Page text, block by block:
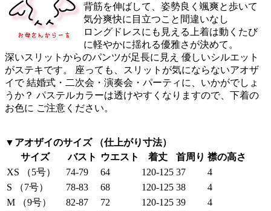
背筋を伸ばして、姿勢良く颯爽と歩いて
気分爽快に目立つこと間違いなし
ロングドレスにも見える上着は動くたび
に軽やかに揺れる優雅さが決めて。
深いスリットからのパンツが足長に見え 優しいシルエット
がステキです。 座っても、スリットが気にならないアオザ
イで 結婚式・二次会・演奏会・パーティに、いかがでしょ
うか？ パステルカラーは透けやすくなりますので、下着の
お色に ご注意ください。
▼アオザイのサイズ （仕上がり寸法）
サイズ
バスト ウエスト 着丈 首周り 襟の高さ
XS （5号）
74-79 64 120-125 37
4
S （7号）
78-83 68 120-125 38
4
M （9号）
82-87 72 120-125 39
4